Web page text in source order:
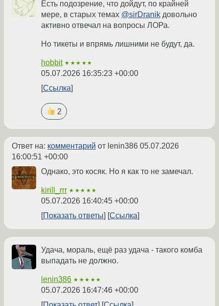
Есть подозрение, что дойдут, по крайней
мере, в старых темах @sirDranik довольно
активно отвечал на вопросы ЛОРа.
Но тикеты и впрямь лишними не будут, да.
hobbit ★★★★★
05.07.2026 16:35:23 +00:00
Ссылка
2
Ответ на: комментарий от lenin386 05.07.2026
16:00:51 +00:00
Однако, это косяк. Но я как то не замечал.
kirill_rrr ★★★★★
05.07.2026 16:40:45 +00:00
Показать ответы
Ссылка
Удача, мораль, ещё раз удача - такого комба
выпадать не должно.
lenin386 ★★★★★
05.07.2026 16:47:46 +00:00